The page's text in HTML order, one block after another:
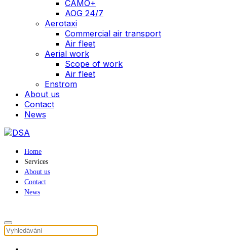
CAMO+
AOG 24/7
Aerotaxi
Commercial air transport
Air fleet
Aerial work
Scope of work
Air fleet
Enstrom
About us
Contact
News
Home
Services
About us
Contact
News